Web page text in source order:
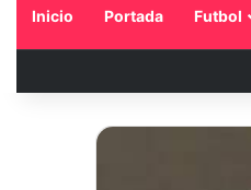
Inicio Portada Futbol